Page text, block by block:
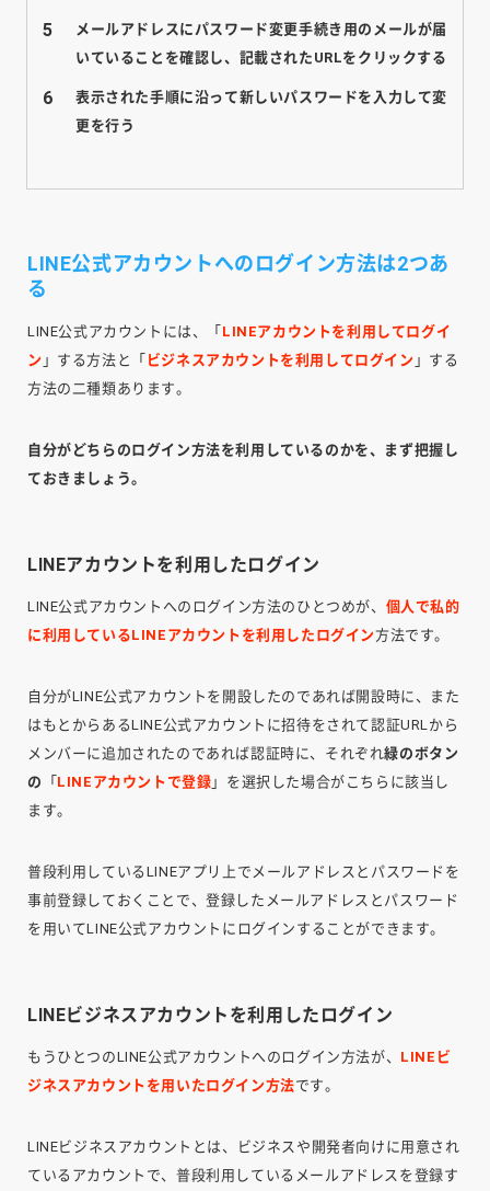
メールアドレスにパスワード変更手続き用のメールが届
いていることを確認し、記載されたURLをクリックする
表示された手順に沿って新しいパスワードを入力して変
更を行う
LINE公式アカウントへのログイン方法は2つあ
る
LINE公式アカウントには、「 LINEアカウントを利用してログイ
ン 」する方法と「 ビジネスアカウントを利用してログイン 」する
方法の二種類あります。
自分がどちらのログイン方法を利用しているのかを、まず把握し
ておきましょう。
LINEアカウントを利用したログイン
LINE公式アカウントへのログイン方法のひとつめが、 個人で私的
に利用しているLINEアカウントを利用したログイン方法です。
自分がLINE公式アカウントを開設したのであれば開設時に、また
はもとからあるLINE公式アカウントに招待をされて認証URLから
メンバーに追加されたのであれば認証時に、それぞれ緑のボタン
の
「 LINEアカウントで登録 」を選択した場合がこちらに該当し
ます。
普段利用しているLINEアプリ上でメールアドレスとパスワードを
事前登録しておくことで、登録したメールアドレスとパスワード
を用いてLINE公式アカウントにログインすることができます。
LINEビジネスアカウントを利用したログイン
もうひとつのLINE公式アカウントへのログイン方法が、 LINEビ
ジネスアカウントを用いたログイン方法です。
LINEビジネスアカウントとは、ビジネスや開発者向けに用意され
ているアカウントで、普段利用しているメールアドレスを登録す